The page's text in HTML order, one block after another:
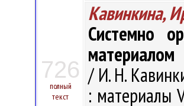
726
полный
текст
Кавинкина,
Системно
материалом
/ И. Н.
: материалы